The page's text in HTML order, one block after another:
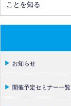
ことを知る
お知らせ
開催予定セミナー一覧